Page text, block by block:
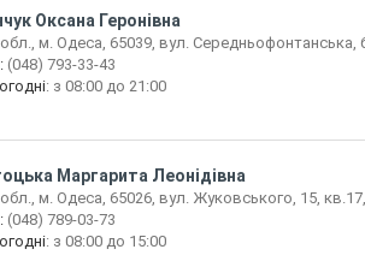
Оксана Геронівна
м. Одеса, 65039, вул. Середньофонтанська,
(048) 793-33-43
: з 08:00 до 21:00
Маргарита Леонідівна
м. Одеса, 65026, вул. Жуковського, 15, кв.17,
(048) 789-03-73
: з 08:00 до 15:00